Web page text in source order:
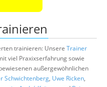
trainieren: Unsere Trainer
viel Praxixserfahrung sowie
außergewöhnlichen
Schwichtenberg, Uwe Ricken,